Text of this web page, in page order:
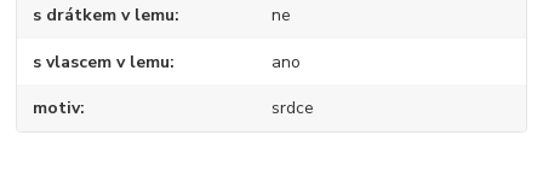
s drátkem v lemu ne
s vlascem v lemu ano
motiv srdce